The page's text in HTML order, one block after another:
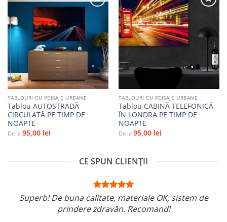
Adaugă
la
favorite
TABLOURI CU PEISAJE URBANE
Tablou AUTOSTRADĂ
CIRCULATĂ PE TIMP DE
NOAPTE
De la 95,00 lei
Adaugă
la
favorite
TABLOURI CU PEISAJE URBANE
Tablou CABINĂ TELEFONICĂ
ÎN LONDRA PE TIMP DE
NOAPTE
De la 95,00 lei
CE SPUN CLIENȚII
Superb! De buna calitate, materiale OK, sistem de
prindere zdravăn. Recomand!